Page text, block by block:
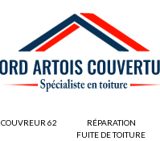
COUVREUR 62
RÉPARATION
FUITE DE TOITURE